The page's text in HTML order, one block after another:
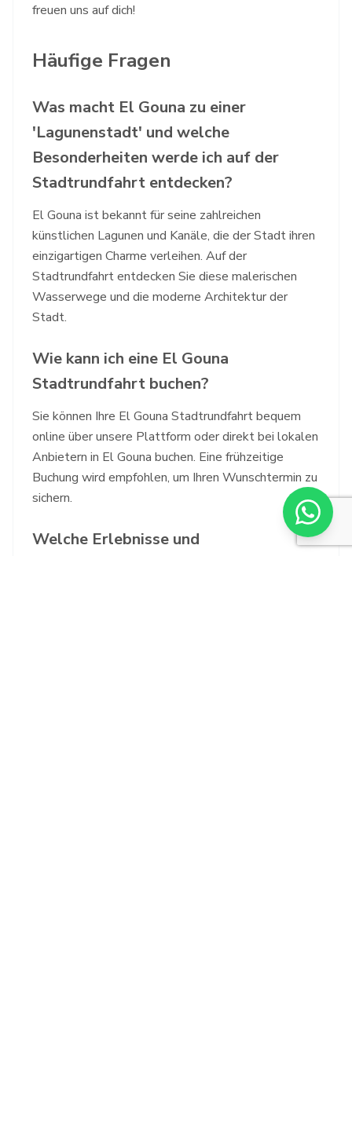
freuen uns auf dich!
Häufige Fragen
Was macht El Gouna zu einer
'Lagunenstadt' und welche
Besonderheiten werde ich auf der
Stadtrundfahrt entdecken?
El Gouna ist bekannt für seine zahlreichen
künstlichen Lagunen und Kanäle, die der Stadt ihren
einzigartigen Charme verleihen. Auf der
Stadtrundfahrt entdecken Sie diese malerischen
Wasserwege und die moderne Architektur der
Stadt.
Wie kann ich eine El Gouna
Stadtrundfahrt buchen?
Sie können Ihre El Gouna Stadtrundfahrt bequem
online über unsere Plattform oder direkt bei lokalen
Anbietern in El Gouna buchen. Eine frühzeitige
Buchung wird empfohlen, um Ihren Wunschtermin zu
sichern.
Welche Erlebnisse und